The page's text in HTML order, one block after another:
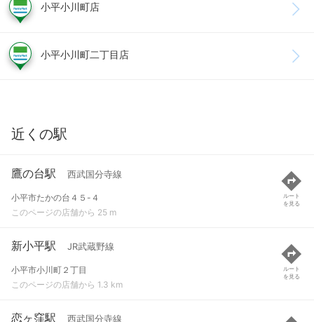
小平小川町店
小平小川町二丁目店
近くの駅
鷹の台駅 西武国分寺線
小平市たかの台４５-４
このページの店舗から 25 m
ルート
を見る
新小平駅 JR武蔵野線
小平市小川町２丁目
このページの店舗から 1.3 km
ルート
を見る
恋ヶ窪駅 西武国分寺線